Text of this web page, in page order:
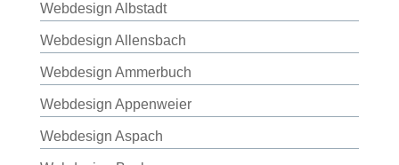
Webdesign Albstadt
Webdesign Allensbach
Webdesign Ammerbuch
Webdesign Appenweier
Webdesign Aspach